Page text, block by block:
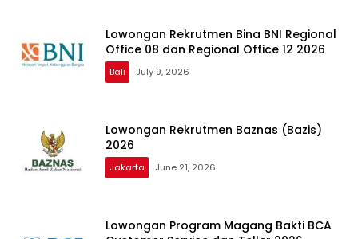
Lowongan Rekrutmen Bina BNI Regional
Office 08 dan Regional Office 12 2026
Bali July 9, 2026
Lowongan Rekrutmen Baznas (Bazis)
2026
Jakarta June 21, 2026
Lowongan Program Magang Bakti BCA